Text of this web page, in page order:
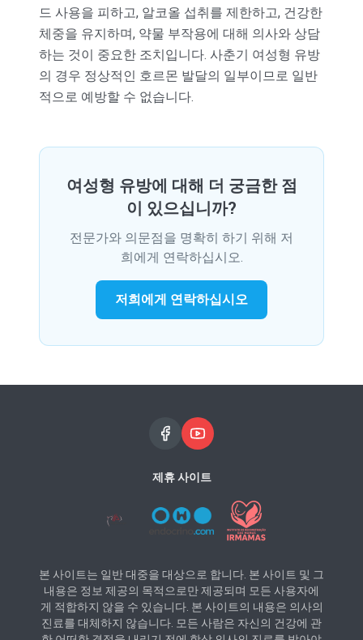
드 사용을 피하고, 알코올 섭취를 제한하고, 건강한
체중을 유지하며, 약물 부작용에 대해 의사와 상담
하는 것이 중요한 조치입니다. 사춘기 여성형 유방
의 경우 정상적인 호르몬 발달의 일부이므로 일반
적으로 예방할 수 없습니다.
여성형 유방에 대해 더 궁금한 점
이 있으십니까?
전문가와 의문점을 명확히 하기 위해 저
희에게 연락하십시오.
저희에게 연락하십시오
제휴 사이트
본 사이트는 일반 대중을 대상으로 합니다. 본 사이트 및 그
내용은 정보 제공의 목적으로만 제공되며 모든 사용자에
게 적합하지 않을 수 있습니다. 본 사이트의 내용은 의사의
진료를 대체하지 않습니다. 모든 사람은 자신의 건강에 관